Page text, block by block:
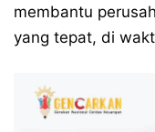
membantu
yang tepat, di